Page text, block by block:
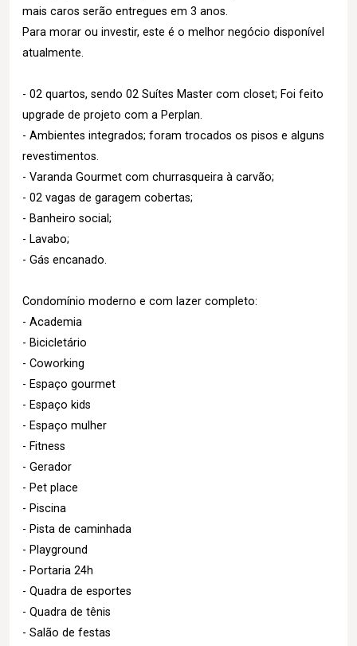
mais caros serão entregues em 3 anos.
Para morar ou investir, este é o melhor negócio disponível
atualmente.
- 02 quartos, sendo 02 Suítes Master com closet; Foi feito
upgrade de projeto com a Perplan.
- Ambientes integrados; foram trocados os pisos e alguns
revestimentos.
- Varanda Gourmet com churrasqueira à carvão;
- 02 vagas de garagem cobertas;
- Banheiro social;
- Lavabo;
- Gás encanado.
Condomínio moderno e com lazer completo:
- Academia
- Bicicletário
- Coworking
- Espaço gourmet
- Espaço kids
- Espaço mulher
- Fitness
- Gerador
- Pet place
- Piscina
- Pista de caminhada
- Playground
- Portaria 24h
- Quadra de esportes
- Quadra de tênis
- Salão de festas